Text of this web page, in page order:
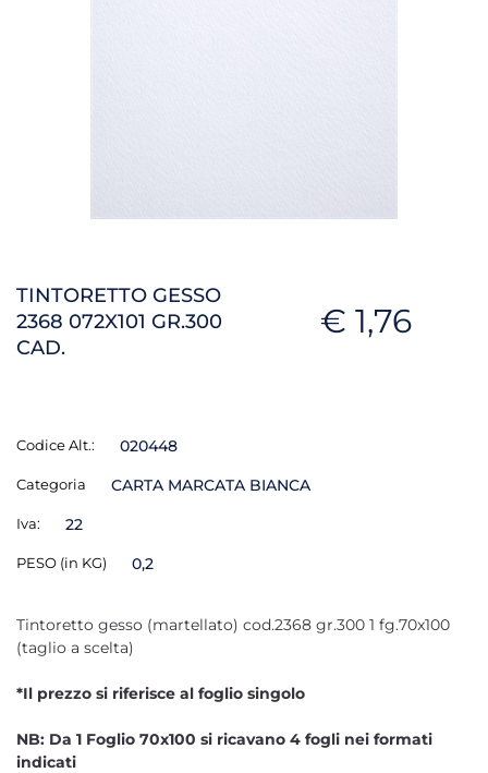
TINTORETTO GESSO
2368 072X101 GR.300
CAD.
€ 1,76
Codice Alt.: 020448
Categoria CARTA MARCATA BIANCA
Iva: 22
PESO (in KG) 0,2
Tintoretto gesso (martellato) cod.2368 gr.300 1 fg.70x100
(taglio a scelta)
*Il prezzo si riferisce al foglio singolo
NB: Da 1 Foglio 70x100 si ricavano 4 fogli nei formati
indicati